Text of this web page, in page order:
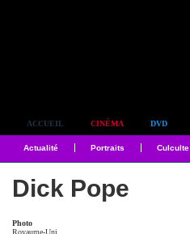
ACCUEIL CINÉMA DVD
Actualité Portraits Culculte
Dick Pope
Photo
Royaume-Uni